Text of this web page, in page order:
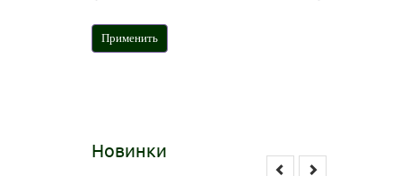
Новинки